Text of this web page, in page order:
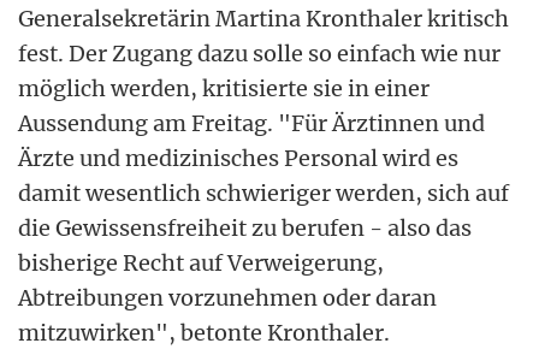
Generalsekretärin Martina Kronthaler kritisch
fest. Der Zugang dazu solle so einfach wie nur
möglich werden, kritisierte sie in einer
Aussendung am Freitag. "Für Ärztinnen und
Ärzte und medizinisches Personal wird es
damit wesentlich schwieriger werden, sich auf
die Gewissensfreiheit zu berufen - also das
bisherige Recht auf Verweigerung,
Abtreibungen vorzunehmen oder daran
mitzuwirken", betonte Kronthaler.